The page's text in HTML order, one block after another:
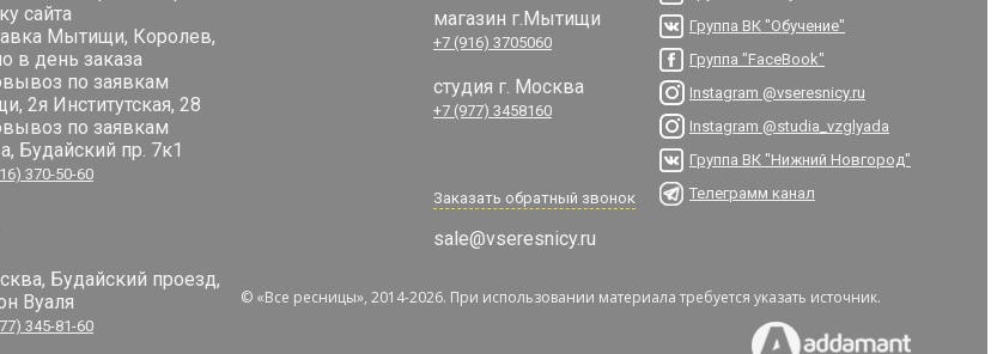
сайта
Мытищи, Королев,
в день заказа
по заявкам
2я Институтская, 28
по заявкам
Будайский пр. 7к1
370-50-60
Будайский проезд,
Вуаля
345-81-60
Группа ВК "Обучение"
Группа "FaceBook"
Instagram @vseresnicy.ru
Instagram @studia_vzglyada
Группа ВК "Нижний Новгород"
Телеграмм канал
магазин г.Мытищи
+7 (916) 3705060
студия г. Москва
+7 (977) 3458160
Заказать обратный звонок
sale@vseresnicy.ru
© «Все ресницы», 2014-2026. При использовании материала требуется указать источник.